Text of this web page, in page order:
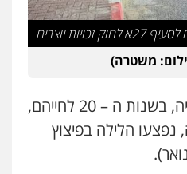
סמים אלימות במשפחה צווארון
עו"ד
וחקירות עבירות המתה עורכי
יוצרים
משטרה)
שני צעירים, תושבי נתניה, בשנות ה – 20 לחייהם,
הלילה בפיצוץ